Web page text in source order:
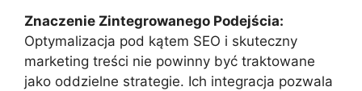
Znaczenie Zintegrowanego Podejścia:
Optymalizacja pod kątem SEO i skuteczny
marketing treści nie powinny być traktowane
jako oddzielne strategie. Ich integracja pozwala